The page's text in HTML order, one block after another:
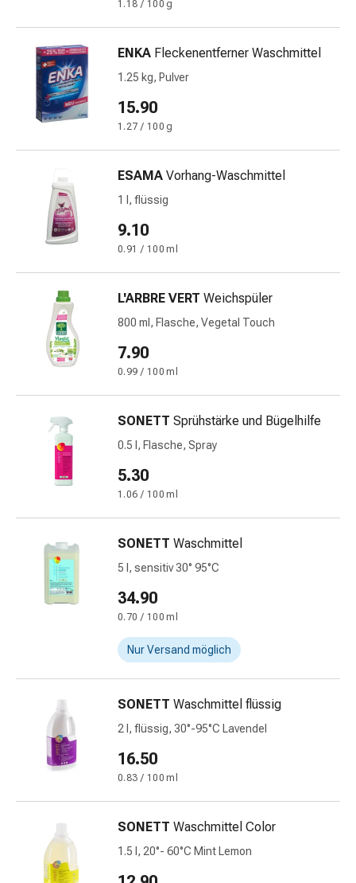
Herztherapie
Kompressions-
Kreislaufbeschwerden
Rauchstopp
Venenbeschwerden
Störung
Gedächtnis-
Konzentrationsstörung
&
Heuschnupfen
Haut
Nase
Magen-
Hämorrhoiden
Magenbrennen
Erbrechen
Verdauung,
Blähungen
Verstopfung
Medizinische
Hautpflege
Ekzeme
&
Hühneraugen
Warzen
Nagel-
Narbenbehandlung
Trockene
1.18 / 100 g
ENKA Fleckenentferner Waschmittel
1.25 kg, Pulver
15.90
1.27 / 100 g
ESAMA Vorhang-Waschmittel
1 l, flüssig
9.10
0.91 / 100 ml
L'ARBRE VERT Weichspüler
800 ml, Flasche, Vegetal Touch
7.90
0.99 / 100 ml
SONETT Sprühstärke und Bügelhilfe
0.5 l, Flasche, Spray
5.30
1.06 / 100 ml
SONETT Waschmittel
5 l, sensitiv 30° 95°C
34.90
0.70 / 100 ml
Nur Versand möglich
SONETT Waschmittel flüssig
2 l, flüssig, 30°-95°C Lavendel
16.50
0.83 / 100 ml
SONETT Waschmittel Color
1.5 l, 20°- 60°C Mint Lemon